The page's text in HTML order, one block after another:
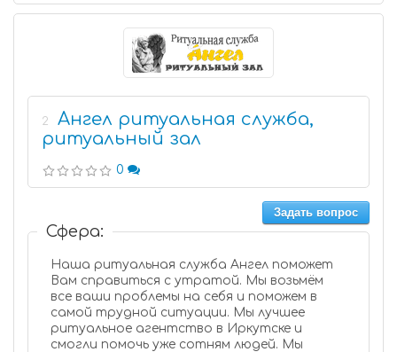
2
Ангел ритуальная служба,
ритуальный зал
0
Задать вопрос
Сфера:
Наша ритуальная служба Ангел поможет
Вам справиться с утратой. Мы возьмём
все ваши проблемы на себя и поможем в
самой трудной ситуации. Мы лучшее
ритуальное агентство в Иркутске и
смогли помочь уже сотням людей. Мы